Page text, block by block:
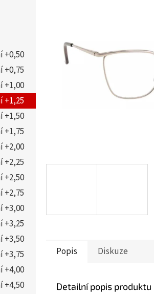
+0,50
+1,00
+1,50
+2,00
+2,50
+3,00
+3,50
+4,00
+4,50
hvězdiček.
Popis Diskuze
Detailní popis produktu